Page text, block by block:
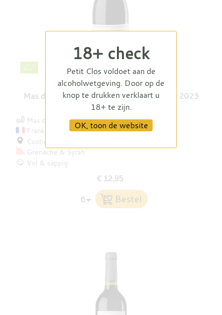
Mas des Bressades Cuvée Tradition Rouge 2023
Mas des Bressades
Frankrijk
Costières de Nîmes
Grenache
Syrah
Vol & sappig
€ 12,95
18+ check
Petit Clos voldoet aan de
alcoholwetgeving. Door op de
knop te drukken verklaart u
18+ te zijn.
OK, toon de website